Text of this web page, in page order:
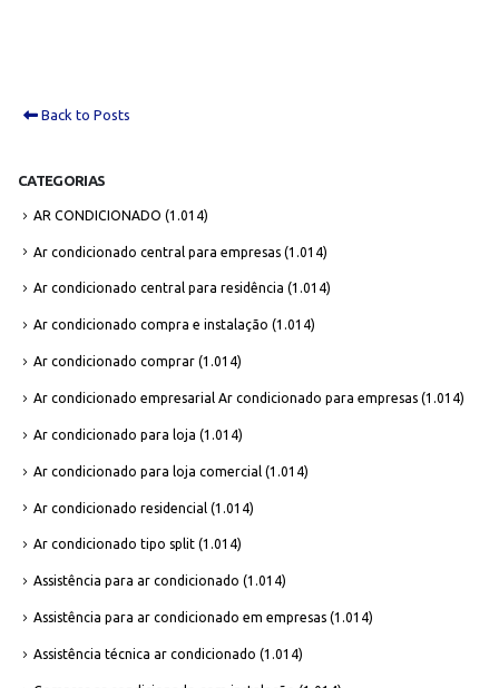
Back to Posts
CATEGORIAS
AR CONDICIONADO (1.014)
Ar condicionado central para empresas (1.014)
Ar condicionado central para residência (1.014)
Ar condicionado compra e instalação (1.014)
Ar condicionado comprar (1.014)
Ar condicionado empresarial Ar condicionado para empresas (1.014)
Ar condicionado para loja (1.014)
Ar condicionado para loja comercial (1.014)
Ar condicionado residencial (1.014)
Ar condicionado tipo split (1.014)
Assistência para ar condicionado (1.014)
Assistência para ar condicionado em empresas (1.014)
Assistência técnica ar condicionado (1.014)